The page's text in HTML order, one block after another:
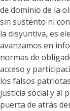
de dominio de la
sin sustento ni
la disyuntiva, es
avanzamos en
normas de
acceso y
los falsos
justicia social y al
puerta de atrás